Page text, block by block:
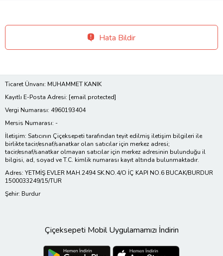
Hata Bildir
Ticaret Ünvanı: MUHAMMET KANIK
Kayıtlı E-Posta Adresi: [email protected]
Vergi Numarası: 4960193404
Mersis Numarası: -
İletişim: Satıcının Çiçeksepeti tarafından teyit edilmiş iletişim bilgileri ile
birlikte tacir/esnaf/sanatkar olan satıcılar için merkez adresi;
tacir/esnaf/sanatkar olmayan satıcılar için merkez adresinin bulunduğu il
bilgisi, ad, soyad ve T.C. kimlik numarası kayıt altında bulunmaktadır.
Adres: YETMİŞ EVLER MAH.2494 SK.NO.4/O İÇ KAPI NO.6 BUCAK/BURDUR
1500033249/15/TUR
Şehir: Burdur
Çiçeksepeti Mobil Uygulamamızı İndirin